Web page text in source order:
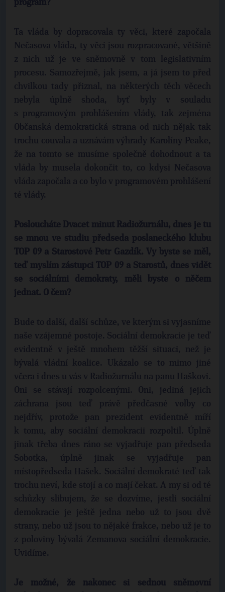
program?
Ta vláda by dopracovala ty věci, které započala
Nečasova vláda, ty věci jsou rozpracované, většině
z nich už je ve sněmovně v tom legislativním
procesu. Samozřejmě, jak jsem, a já jsem to před
chvilkou tady přiznal, na některých těch věcech
nebyla úplně shoda, byť byly v souladu
s programovým prohlášením vlády, tak zejména
Občanská demokratická strana od nich nějak tak
trochu couvala a uznávám výhrady Karolíny Peake,
že na tomto se musíme společně dohodnout a ta
vláda by musela dokončit to, co kdysi Nečasova
vláda započala a co bylo v programovém prohlášení
té vlády.
Posloucháte Dvacet minut Radiožurnálu, dnes je tu
se mnou ve studiu předseda poslaneckého klubu
TOP 09 a Starostové Petr Gazdík. Vy byste se měl,
teď myslím zástupci TOP 09 a Starostů, dnes vidět
se sociálními demokraty, měli byste o něčem
jednat. O čem?
Bude to další, další schůze, ve kterým si vyjasníme
naše vzájemné postoje. Sociální demokracie je teď
evidentně v ještě mnohem těžší situaci, než je
bývalá vládní koalice. Ukázalo se to mimo jiné
včera i dnes u vás v Radiožurnálu na panu Haškovi.
Oni se stávají rozpolcenými. Oni, jediná jejich
záchrana jsou teď právě předčasné volby co
nejdřív, protože pan prezident evidentně míří
k tomu, aby sociální demokracii rozpoltil. Úplně
jinak třeba dnes ráno se vyjadřuje pan předseda
Sobotka, úplně jinak se vyjadřuje pan
místopředseda Hašek. Sociální demokraté teď tak
trochu neví, kde stojí a co mají čekat. A my si od té
schůzky slibujem, že se dozvíme, jestli sociální
demokracie je ještě jedna nebo už to jsou dvě
strany, nebo už jsou to nějaké frakce, nebo už je to
z poloviny bývalá Zemanova sociální demokracie.
Uvidíme.
Je možné, že nakonec si sednou sněmovní